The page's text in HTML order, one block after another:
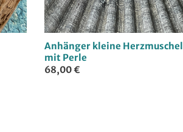
Anhänger kleine Herzmuschel
mit Perle
68,00 €